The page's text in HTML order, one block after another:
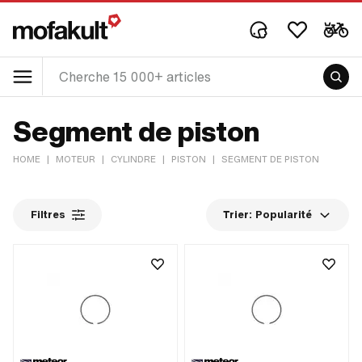
Segment de piston
HOME | MOTEUR | CYLINDRE | PISTON | SEGMENT DE PISTON
Filtres Trier: Popularité